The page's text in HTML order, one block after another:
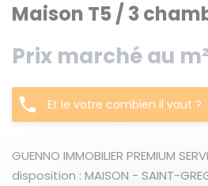
Maison T5 / 3
Prix marché au
Et le votre combien il vaut ?
GUENNO IMMOBILIER PREMIUM
disposition : MAISON - SAINT-